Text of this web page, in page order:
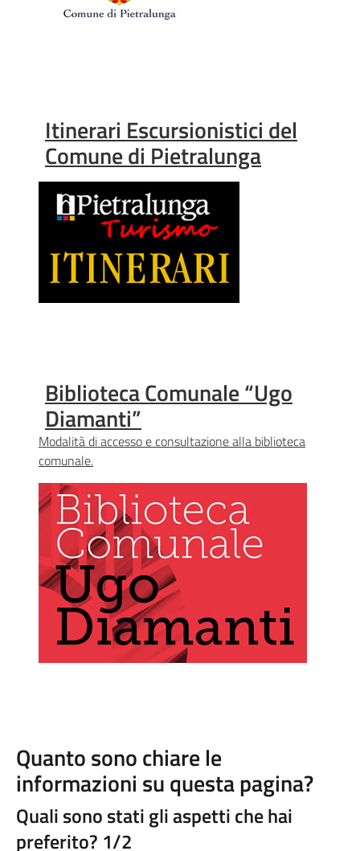
Itinerari Escursionistici del
Comune di Pietralunga
Biblioteca Comunale “Ugo
Diamanti”
Modalità di accesso e consultazione alla biblioteca
comunale.
Quanto sono chiare le
informazioni su questa pagina?
Quali sono stati gli aspetti che hai
preferito? 1/2